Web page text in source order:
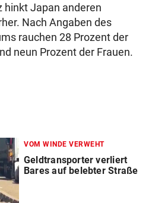
hinkt Japan anderen
Nach Angaben des
rauchen 28 Prozent der
neun Prozent der Frauen.
VOM WINDE VERWEHT
Geldtransporter verliert
Bares auf belebter Straße